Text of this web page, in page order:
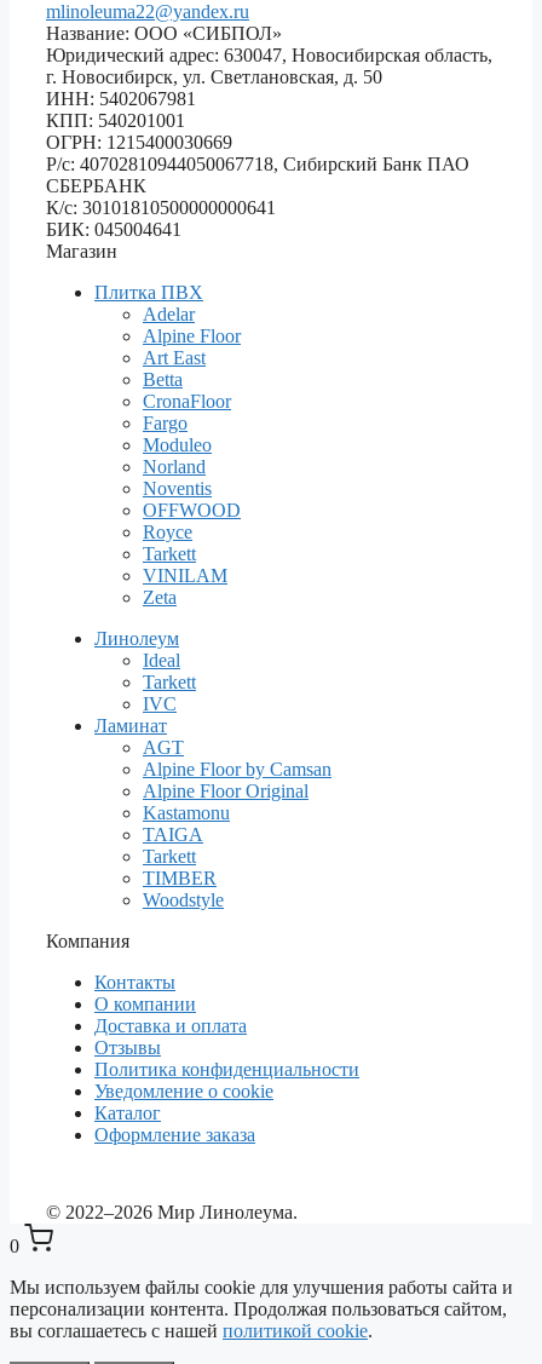
mlinoleuma22@yandex.ru
Название: ООО «СИБПОЛ»
Юридический адрес: 630047, Новосибирская область,
г. Новосибирск, ул. Светлановская, д. 50
ИНН: 5402067981
КПП: 540201001
ОГРН: 1215400030669
Р/с: 40702810944050067718, Сибирский Банк ПАО
СБЕРБАНК
К/с: 30101810500000000641
БИК: 045004641
Магазин
Плитка ПВХ
Adelar
Alpine Floor
Art East
Betta
CronaFloor
Fargo
Moduleo
Norland
Noventis
OFFWOOD
Royce
Tarkett
VINILAM
Zeta
Линолеум
Ideal
Tarkett
IVC
Ламинат
AGT
Alpine Floor by Camsan
Alpine Floor Original
Kastamonu
TAIGA
Tarkett
TIMBER
Woodstyle
Компания
Контакты
О компании
Доставка и оплата
Отзывы
Политика конфиденциальности
Уведомление о cookie
Каталог
Оформление заказа
© 2022–2026 Мир Линолеума.
0
Выберите ваш город ✕
Мы используем файлы cookie для улучшения работы сайта и
персонализации контента. Продолжая пользоваться сайтом,
вы соглашаетесь с нашей политикой cookie.